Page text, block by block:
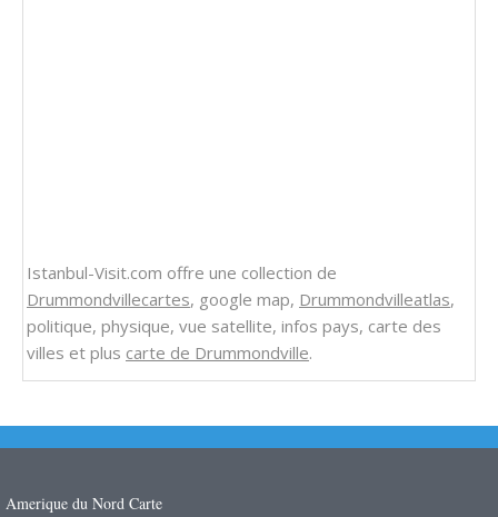
Istanbul-Visit.com offre une collection de
Drummondvillecartes, google map, Drummondvilleatlas,
politique, physique, vue satellite, infos pays, carte des
villes et plus carte de Drummondville.
Amerique du Nord Carte